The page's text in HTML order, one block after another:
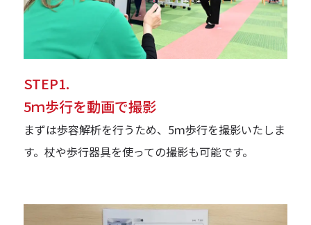
STEP1.
5ｍ歩行を動画で撮影
まずは歩容解析を行うため、5ｍ歩行を撮影いたしま
す。杖や歩行器具を使っての撮影も可能です。